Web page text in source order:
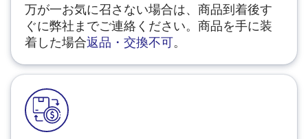
万が一お気に召さない場合は、商品到着後す
ぐに弊社までご連絡ください。商品を手に装
着した場合返品・交換不可。